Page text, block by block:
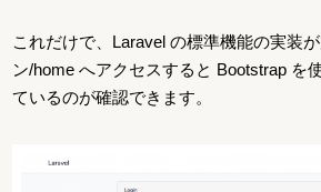
これだけで、Laravel の標準機能の実装
ン/home へアクセスすると Bootstrap を
ているのが確認できます。